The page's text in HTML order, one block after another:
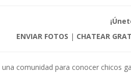
ENVIAR FOTOS | CHATEAR
una comunidad para conocer chicos